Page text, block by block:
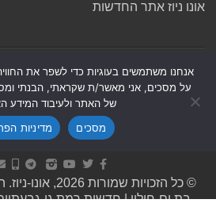
אונו ניוז אתר החדשות
© כל הזכויות שמורות 2026, אונו-ניוז.
בת ים-חולון|חדשות רמת גן-
אנחנו משתמשים בעוגיות כדי לשפר את
על מסכים, אני מאשר/ת שקראתי, הבנתי
של האתר ולעיבוד המידע
מסכים
מדיניות